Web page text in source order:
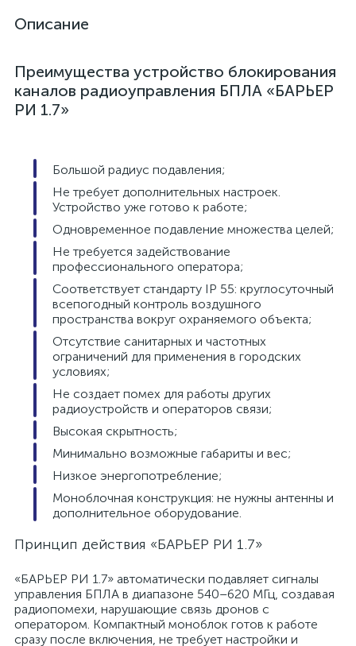
Описание
Преимущества устройство блокирования
каналов радиоуправления БПЛА «БАРЬЕР
РИ 1.7»
Большой радиус подавления;
Не требует дополнительных настроек.
Устройство уже готово к работе;
Одновременное подавление множества целей;
Не требуется задействование
профессионального оператора;
Соответствует стандарту IP 55: круглосуточный
всепогодный контроль воздушного
пространства вокруг охраняемого объекта;
Отсутствие санитарных и частотных
ограничений для применения в городских
условиях;
Не создает помех для работы других
радиоустройств и операторов связи;
Высокая скрытность;
Минимально возможные габариты и вес;
Низкое энергопотребление;
Моноблочная конструкция: не нужны антенны и
дополнительное оборудование.
Принцип действия «БАРЬЕР РИ 1.7»
«БАРЬЕР РИ 1.7» автоматически подавляет сигналы
управления БПЛА в диапазоне 540–620 МГц, создавая
радиопомехи, нарушающие связь дронов с
оператором. Компактный моноблок готов к работе
сразу после включения, не требует настройки и